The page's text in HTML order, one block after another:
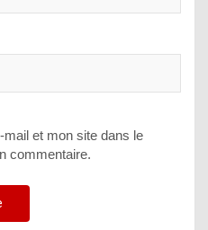
et mon site dans le
commentaire.